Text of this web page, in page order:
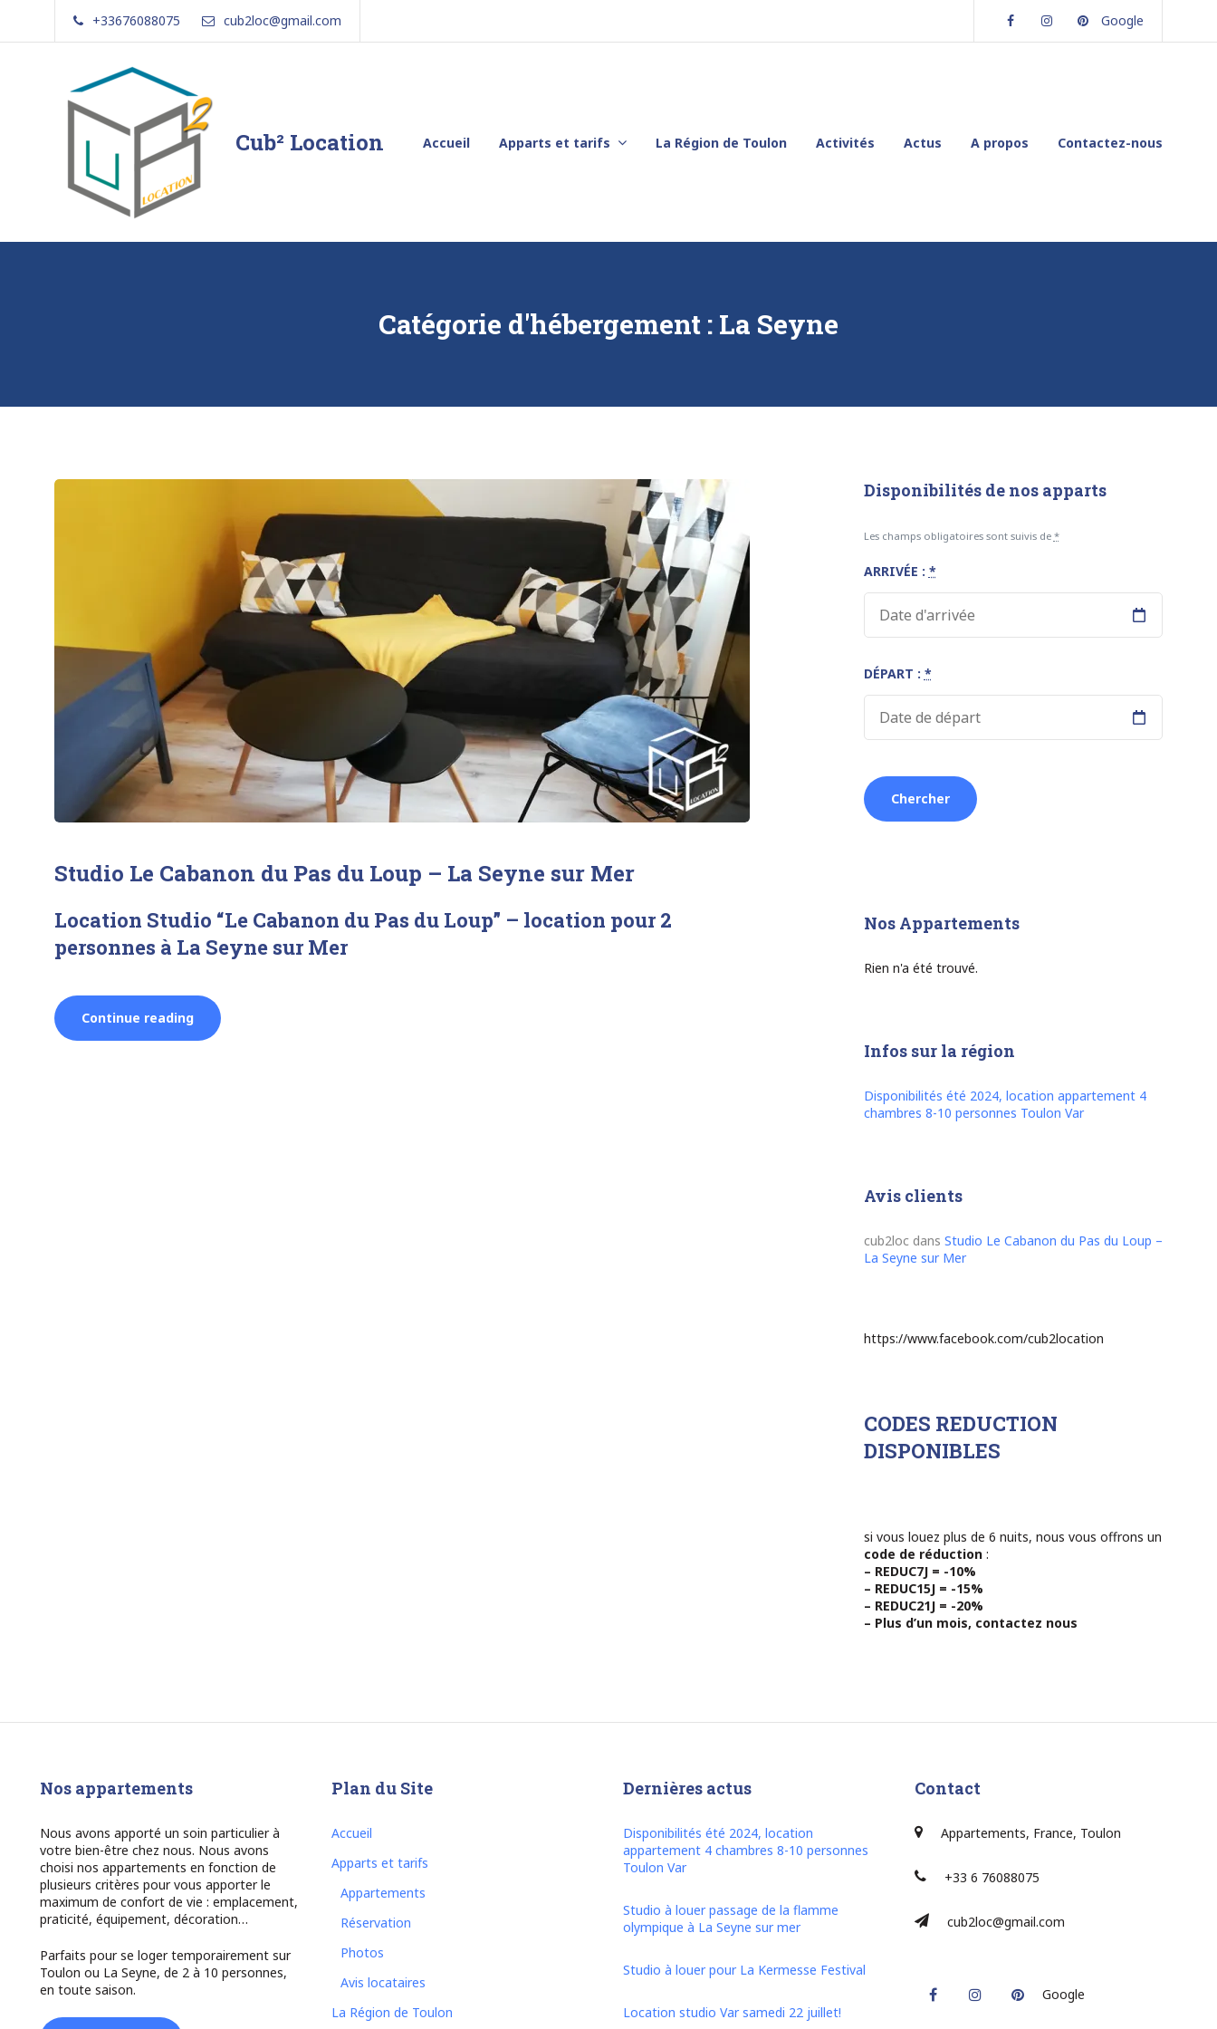
content
+33676088075 cub2loc@gmail.com FacebookInstagramPinterest
Google
Cub² Location
vous!
Accueil Apparts et tarifs La Région de Toulon Activités Actus A propos Contactez-nous
Catégorie d'hébergement : La Seyne
Studio Le Cabanon du Pas du Loup – La Seyne sur Mer
Location Studio “Le Cabanon du Pas du Loup” – location pour 2
personnes à La Seyne sur Mer
Continue reading“Studio
Disponibilités de nos apparts
Les champs obligatoires sont suivis de *
ARRIVÉE : *
DÉPART : *
Nos Appartements
Rien n'a été trouvé.
Infos sur la région
Disponibilités été 2024, location appartement 4
chambres 8-10 personnes Toulon Var
Avis clients
cub2locdans Studio Le Cabanon du Pas du Loup –
La Seyne sur Mer
https://www.facebook.com/cub2location
CODES REDUCTION
DISPONIBLES
si vous louez plus de 6 nuits, nous vous offrons un
code de réduction:
– REDUC7J = -10%
– REDUC15J = -15%
– REDUC21J = -20%
– Plus d’un mois, contactez nous
Nos appartements
Nous avons apporté un soin particulier à
votre bien-être chez nous. Nous avons
choisi nos appartements en fonction de
plusieurs critères pour vous apporter le
maximum de confort de vie : emplacement,
praticité, équipement, décoration…
Parfaits pour se loger temporairement sur
Toulon ou La Seyne, de 2 à 10 personnes,
en toute saison.
Plan du Site
Accueil
Apparts et tarifs
Appartements
Réservation
Photos
Avis locataires
La Région de Toulon
Dernières actus
Disponibilités été 2024, location
appartement 4 chambres 8-10 personnes
Toulon Var
Studio à louer passage de la flamme
olympique à La Seyne sur mer
Studio à louer pour La Kermesse Festival
Location studio Var samedi 22 juillet!
Contact
Appartements, France, Toulon
+33 6 76088075
cub2loc@gmail.com
Facebook InstagramPinterest
Google